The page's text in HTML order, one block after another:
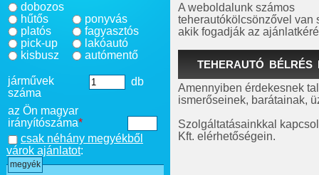
dobozos
hűtős
platós
pick-up
kisbusz
ponyvás
fagyasztós
lakóautó
autómentő
járművek
száma
db
az Ön magyar
irányítószáma*
csak néhány megyékből
várok ajánlatot:
megyék
A weboldalunk számos
teherautókölcsönzővel van
akik fogadják az
TEHERAUTÓ BÉLRÉS
Amennyiben érdekesnek
ismerőseinek, barátainak,
Szolgáltatásainkkal
Kft. elérhetőségein.